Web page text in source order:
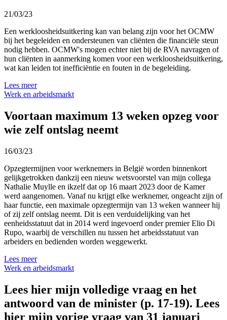
21/03/23
Een werkloosheidsuitkering kan van belang zijn voor het OCMW
bij het begeleiden en ondersteunen van cliënten die financiële steun
nodig hebben. OCMW's mogen echter niet bij de RVA navragen of
hun cliënten in aanmerking komen voor een werkloosheidsuitkering,
wat kan leiden tot inefficiëntie en fouten in de begeleiding.
Lees meer
Werk en arbeidsmarkt
Voortaan maximum 13 weken opzeg voor
wie zelf ontslag neemt
16/03/23
Opzegtermijnen voor werknemers in België worden binnenkort
gelijkgetrokken dankzij een nieuw wetsvoorstel van mijn collega
Nathalie Muylle en ikzelf dat op 16 maart 2023 door de Kamer
werd aangenomen. Vanaf nu krijgt elke werknemer, ongeacht zijn of
haar functie, een maximale opzegtermijn van 13 weken wanneer hij
of zij zelf ontslag neemt. Dit is een verduidelijking van het
eenheidsstatuut dat in 2014 werd ingevoerd onder premier Elio Di
Rupo, waarbij de verschillen nu tussen het arbeidsstatuut van
arbeiders en bedienden worden weggewerkt.
Lees meer
Werk en arbeidsmarkt
Lees hier mijn volledige vraag en het
antwoord van de minister (p. 17-19). Lees
hier mijn vorige vraag van 31 januari